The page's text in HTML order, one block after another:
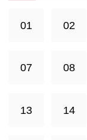
01 02
07 08
13 14